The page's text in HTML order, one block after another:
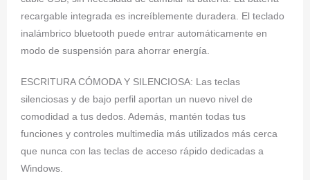
recargable integrada es increíblemente duradera. El teclado
inalámbrico bluetooth puede entrar automáticamente en
modo de suspensión para ahorrar energía.
ESCRITURA CÓMODA Y SILENCIOSA: Las teclas
silenciosas y de bajo perfil aportan un nuevo nivel de
comodidad a tus dedos. Además, mantén todas tus
funciones y controles multimedia más utilizados más cerca
que nunca con las teclas de acceso rápido dedicadas a
Windows.